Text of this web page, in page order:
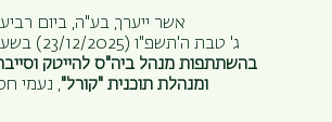
אשר ייערך, בע"ה, ביום
ג' טבת ה'תשפ"ו (23/12/2025) בשעה 21:00.
בהשתתפות מנהל ביה"ס להייטק
ומנהלת תוכנית "קורל", נעמי